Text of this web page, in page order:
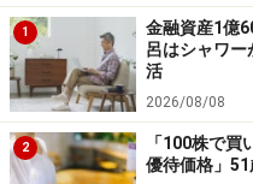
い。
本記事の内容は一般的な情報
商品や投資行動を推奨するも
投資や資産運用に関する最終
行ってください。
掲載情報の正確性・完全性に
が、その内容を保証するもの
などについて当社は一切の責
1
金融資産1億
呂はシャワ
活
2026/08/08
2
「100株で
優待価格」